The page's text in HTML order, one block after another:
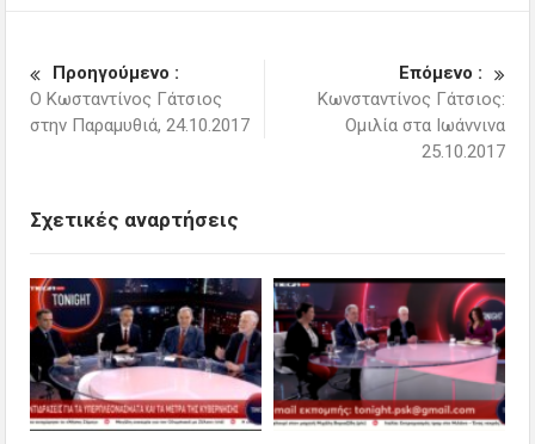
Προηγούμενο :
Ο Κωσταντίνος Γάτσιος
στην Παραμυθιά, 24.10.2017
Επόμενο :
Κωνσταντίνος Γάτσιος:
Ομιλία στα Ιωάννινα
25.10.2017
Σχετικές αναρτήσεις